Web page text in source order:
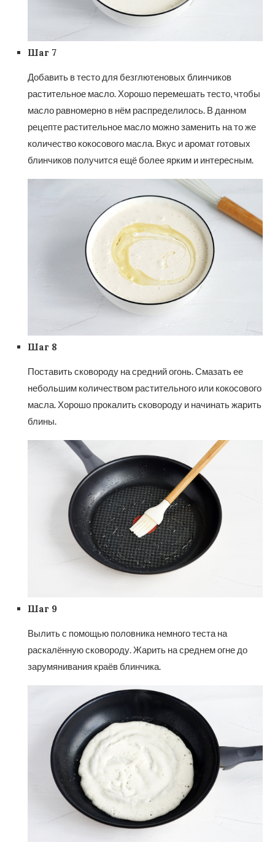
Шаг 7
Добавить в тесто для безглютеновых блинчиков
растительное масло. Хорошо перемешать тесто, чтобы
масло равномерно в нём распределилось. В данном
рецепте растительное масло можно заменить на то же
количество кокосового масла. Вкус и аромат готовых
блинчиков получится ещё более ярким и интересным.
Шаг 8
Поставить сковороду на средний огонь. Смазать ее
небольшим количеством растительного или кокосового
масла. Хорошо прокалить сковороду и начинать жарить
блины.
Шаг 9
Вылить с помощью половника немного теста на
раскалённую сковороду. Жарить на среднем огне до
зарумянивания краёв блинчика.